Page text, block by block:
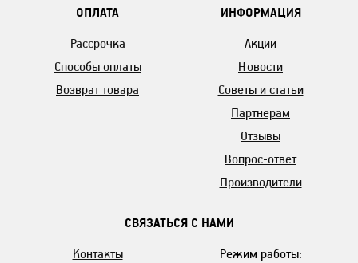
ОПЛАТА
Рассрочка
Способы оплаты
Возврат товара
ИНФОРМАЦИЯ
Акции
Новости
Советы и статьи
Партнерам
Отзывы
Вопрос-ответ
Производители
СВЯЗАТЬСЯ С НАМИ
Контакты
Режим работы: